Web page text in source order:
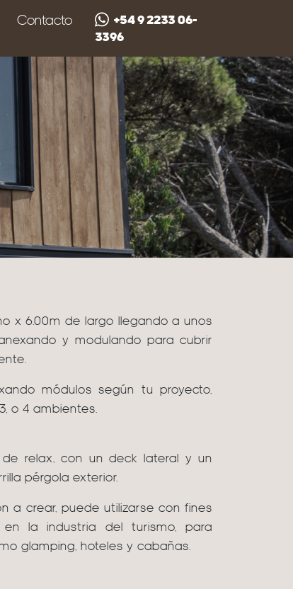
Contacto
+54 9 2233 06-
3396
x 6.00m de largo llegando a unos
y modulando para cubrir
módulos según tu proyecto,
o 4 ambientes.
relax, con un deck lateral y un
pérgola exterior.
a crear, puede utilizarse con fines
en la industria del turismo, para
glamping, hoteles y cabañas.